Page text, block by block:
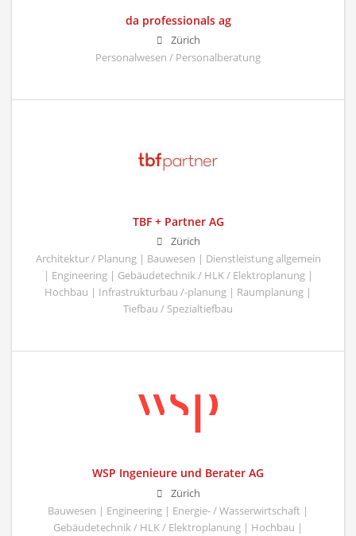
da professionals ag
Zürich
Personalwesen / Personalberatung
TBF + Partner AG
Zürich
Architektur / Planung | Bauwesen | Dienstleistung allgemein
| Engineering | Gebäudetechnik / HLK / Elektroplanung |
Hochbau | Infrastrukturbau /-planung | Raumplanung |
Tiefbau / Spezialtiefbau
WSP Ingenieure und Berater AG
Zürich
Bauwesen | Engineering | Energie- / Wasserwirtschaft |
Gebäudetechnik / HLK / Elektroplanung | Hochbau |